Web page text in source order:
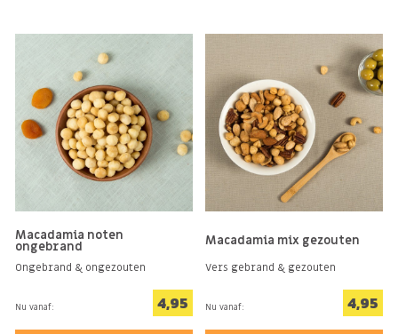
Macadamia noten
ongebrand
Ongebrand & ongezouten
Nu vanaf: 4,95
Macadamia mix gezouten
Vers gebrand & gezouten
Nu vanaf: 4,95